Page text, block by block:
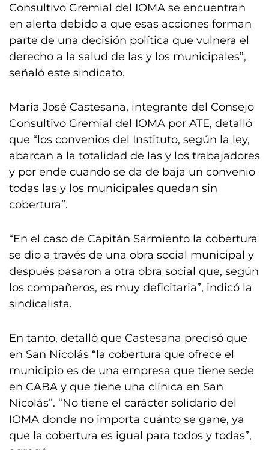
Consultivo Gremial del IOMA se encuentran
en alerta debido a que esas acciones forman
parte de una decisión política que vulnera el
derecho a la salud de las y los municipales”,
señaló este sindicato.
María José Castesana, integrante del Consejo
Consultivo Gremial del IOMA por ATE, detalló
que “los convenios del Instituto, según la ley,
abarcan a la totalidad de las y los trabajadores
y por ende cuando se da de baja un convenio
todas las y los municipales quedan sin
cobertura”.
“En el caso de Capitán Sarmiento la cobertura
se dio a través de una obra social municipal y
después pasaron a otra obra social que, según
los compañeros, es muy deficitaria”, indicó la
sindicalista.
En tanto, detalló que Castesana precisó que
en San Nicolás “la cobertura que ofrece el
municipio es de una empresa que tiene sede
en CABA y que tiene una clínica en San
Nicolás”. “No tiene el carácter solidario del
IOMA donde no importa cuánto se gane, ya
que la cobertura es igual para todos y todas”,